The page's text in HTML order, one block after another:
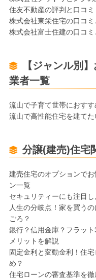
住友不動産の評判と口コミ
株式会社東栄住宅の口コミ
株式会社富士住建の口コミ
【ジャンル別
業者一覧
流山で子育て世帯におす
流山で高性能住宅を建て
分譲(建売)住宅
建売住宅のオプションで
ン一覧
セキュリティーにも注目
人生の分岐点！家を買う
ごろ？
銀行？信用金庫？フラッ
メリットを解説
固定金利と変動金利！住
め？
住宅ローンの審査基準を